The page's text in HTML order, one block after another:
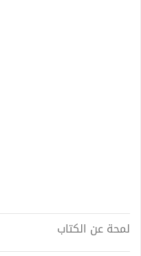
لمحة عن الكتاب